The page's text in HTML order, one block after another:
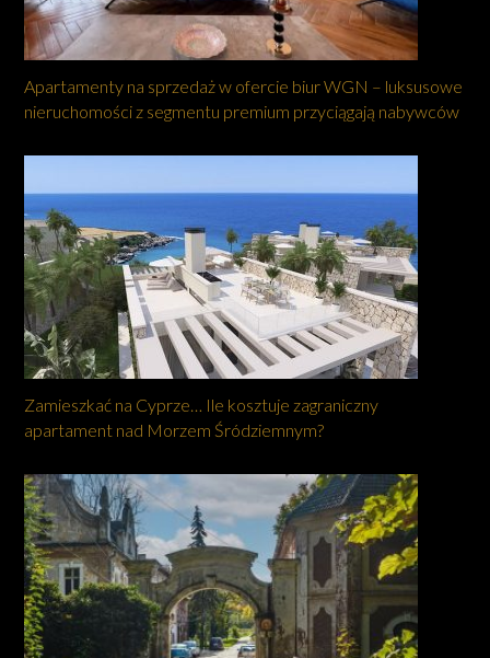
Apartamenty na sprzedaż w ofercie biur WGN – luksusowe
nieruchomości z segmentu premium przyciągają nabywców
Zamieszkać na Cyprze… Ile kosztuje zagraniczny
apartament nad Morzem Śródziemnym?